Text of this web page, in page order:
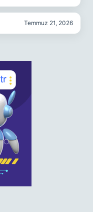
Temmuz 21, 2026